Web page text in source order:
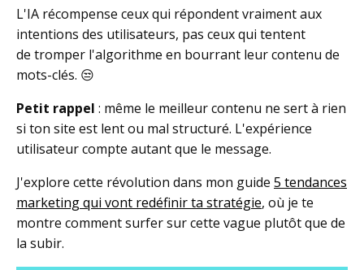
L'IA récompense ceux qui répondent vraiment aux
intentions des utilisateurs, pas ceux qui tentent
de tromper l'algorithme en bourrant leur contenu de
mots-clés. 😒
Petit rappel : même le meilleur contenu ne sert à rien
si ton site est lent ou mal structuré. L'expérience
utilisateur compte autant que le message.
J'explore cette révolution dans mon guide 5 tendances
marketing qui vont redéfinir ta stratégie, où je te
montre comment surfer sur cette vague plutôt que de
la subir.